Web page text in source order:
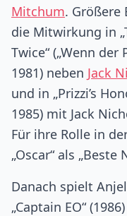
Mitchum. Größere
die Mitwirkung in
Twice“ („Wenn
1981) neben Jack
und in „Prizzi’s
1985) mit Jack
Für ihre Rolle in
„Oscar“ als
Danach spielt
„Captain EO“